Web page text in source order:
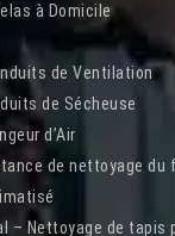
à Domicile
de Ventilation
de Sécheuse
d’Air
de nettoyage
– Nettoyage de tapis